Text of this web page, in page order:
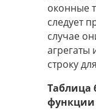
оконные
следует
случае
агрегаты
строку
Таблица
функции